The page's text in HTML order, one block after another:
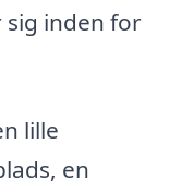
inden for
lille
en